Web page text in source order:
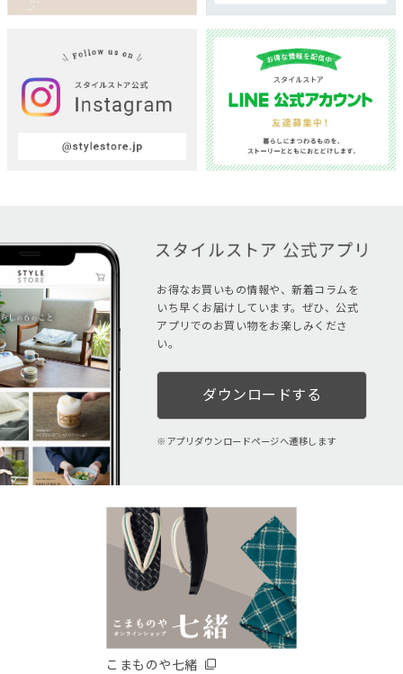
お得なお買いもの情報や、新着コラムを
いち早くお届けしています。ぜひ、公式
アプリでのお買い物をお楽しみくださ
い。
ダウンロードする
アプリダウンロードページへ遷移します
こまものや七緒